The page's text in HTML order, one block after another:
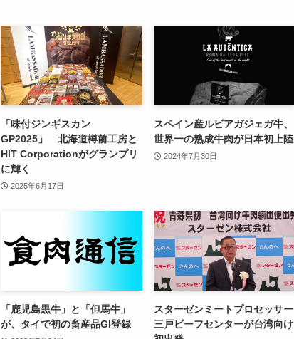
「味付ジンギスカン
GP2025」 北海道樽前工房と
HIT Corporationがグランプリ
に輝く
2025年6月17日
スペイン産ルビアガジェガ牛、
世界一の熟成牛肉が日本初上陸
2024年7月30日
「鹿児島黒牛」と「但馬牛」
が、タイで初の畜産品GI登録
スターゼンミートプロセッサー
三戸ビーフセンターが台湾向け